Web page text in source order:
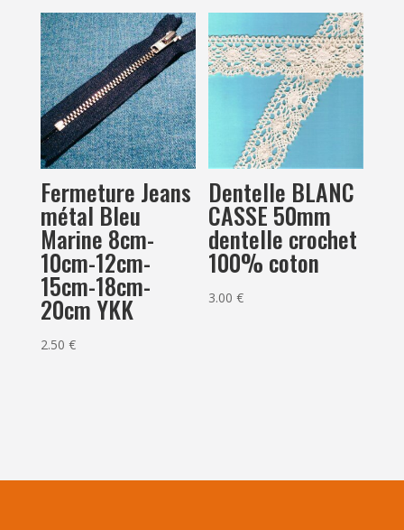
Fermeture Jeans
métal Bleu
Marine 8cm-
10cm-12cm-
15cm-18cm-
20cm YKK
2.50 €
Dentelle BLANC
CASSE 50mm
dentelle crochet
100% coton
3.00€